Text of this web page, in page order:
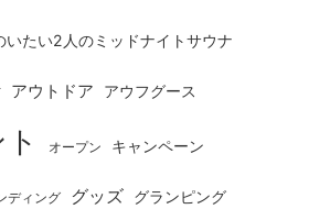
いたい2人のミッドナイトサウナ
アウトドア アウフグース
オープン キャンペーン
ディング グッズ グランピング